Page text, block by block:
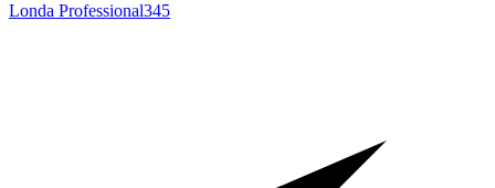
Londa Professional345